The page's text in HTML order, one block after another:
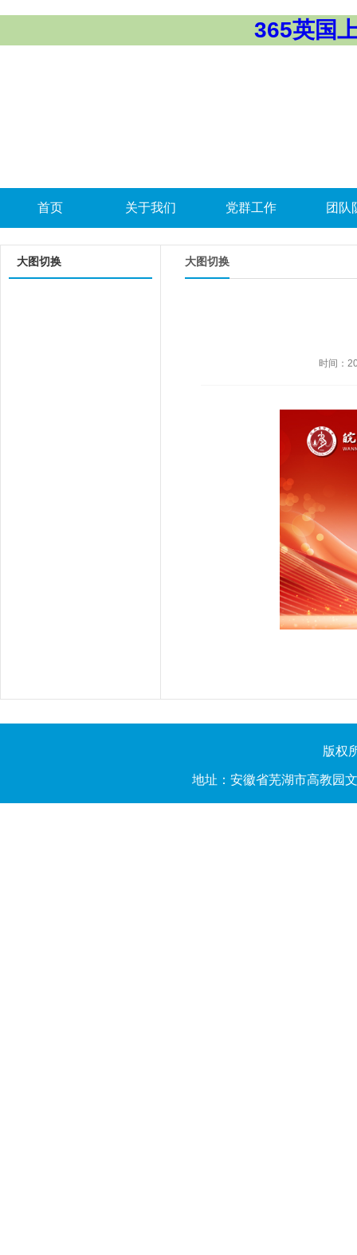
365英国
首页 关于我们 党群工作 团队
大图切换 大图切换
时间：
版权
地址：安徽省芜湖市高教园